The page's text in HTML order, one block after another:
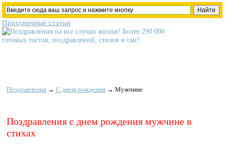
Праздничные статьи
Поздравления →С днем рождения →Мужчине
Поздравления с днем рождения мужчине в
стихах